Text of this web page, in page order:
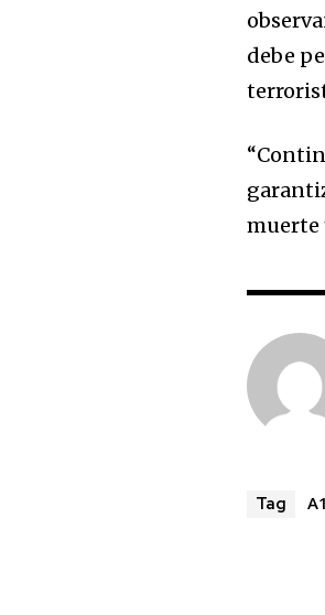
debe
muerte
Tag A1